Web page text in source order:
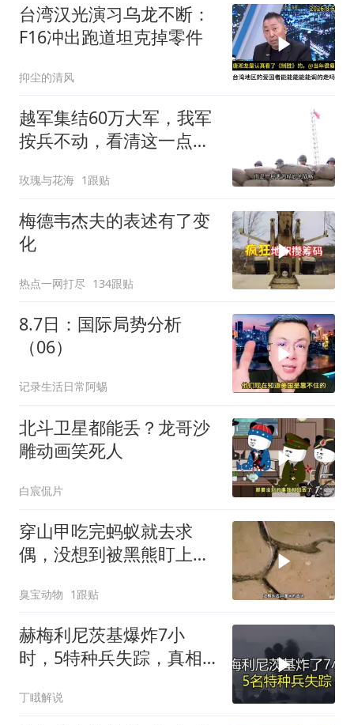
台湾汉光演习乌龙不断：
F16冲出跑道坦克掉零件
抑尘的清风
越军集结60万大军，我军
按兵不动，看清这一点便
玫瑰与花海 1跟贴
梅德韦杰夫的表述有了变
化
热点一网打尽 134跟贴
8.7日：国际局势分析
（06）
记录生活日常阿蜴
北斗卫星都能丢？龙哥沙
雕动画笑死人
白宸侃片
穿山甲吃完蚂蚁就去求
偶，没想到被黑熊盯上
臭宝动物 1跟贴
赫梅利尼茨基爆炸7小
时，5特种兵失踪，真相
丁睋解说